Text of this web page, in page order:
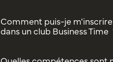
Comment puis-je
dans un club Business Time